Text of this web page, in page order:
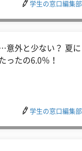
学生の窓口編集部
意外と少ない？ 夏に
ったの6.0％！
学生の窓口編集部